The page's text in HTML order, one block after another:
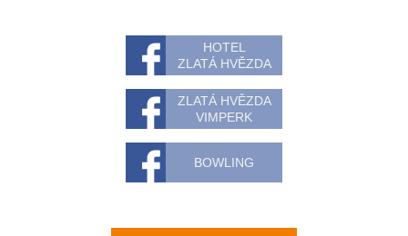
HOTEL
ZLATÁ HVĚZDA
ZLATÁ HVĚZDA
VIMPERK
BOWLING